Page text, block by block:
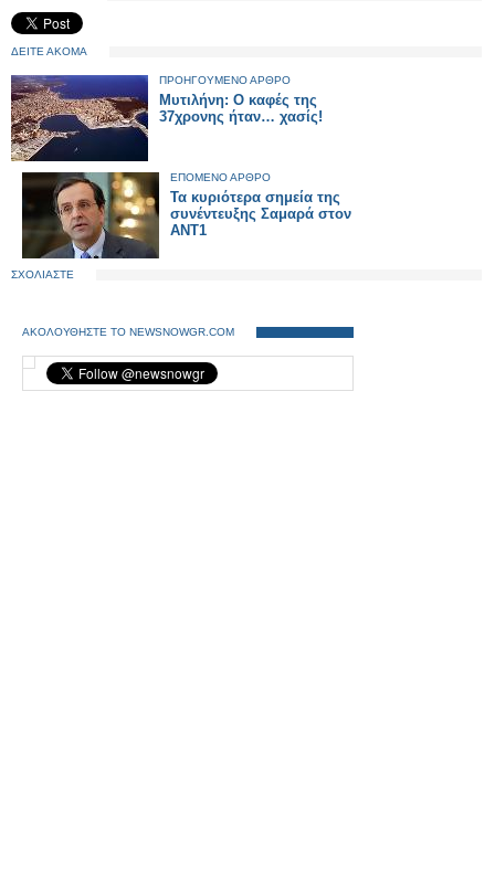
ΔΕΙΤΕ ΑΚΟΜΑ
ΠΡΟΗΓΟΥΜΕΝΟ ΑΡΘΡΟ
Μυτιλήνη: Ο καφές της
37χρονης ήταν… χασίς!
ΕΠΟΜΕΝΟ ΑΡΘΡΟ
Τα κυριότερα σημεία της
συνέντευξης Σαμαρά στον
ΑΝΤ1
ΣΧΟΛΙΑΣΤΕ
ΑΚΟΛΟΥΘΗΣΤΕ ΤΟ NEWSNOWGR.COM